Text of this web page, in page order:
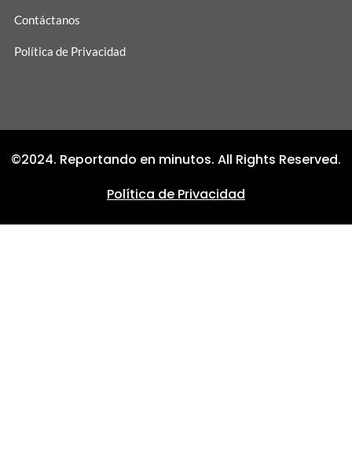
Contáctanos
Política de Privacidad
©2024. Reportando en minutos. All Rights Reserved.
Política de Privacidad